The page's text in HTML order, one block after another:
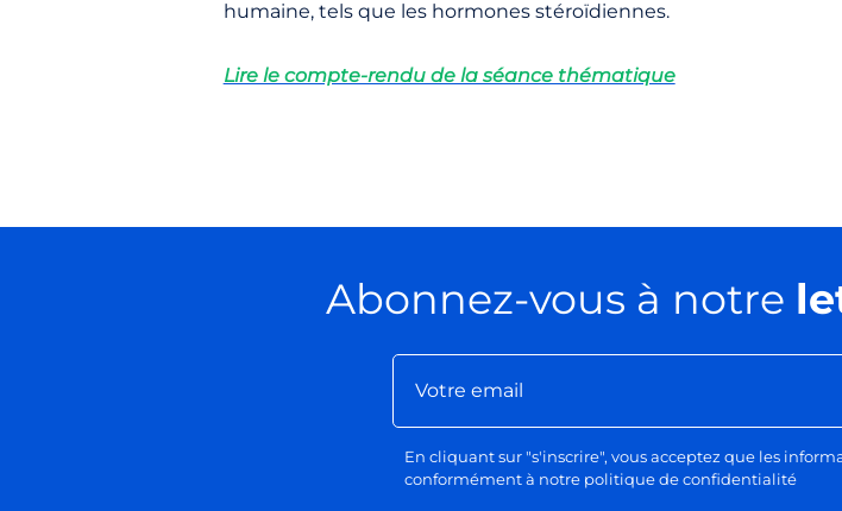
humaine, tels que les hormones stéroïdiennes.
Lire le compte-rendu de la séance thématique
Abonnez-vous à notre
En cliquant sur "s'inscrire", vous acceptez que les
conformément à notre politique de confidentialité